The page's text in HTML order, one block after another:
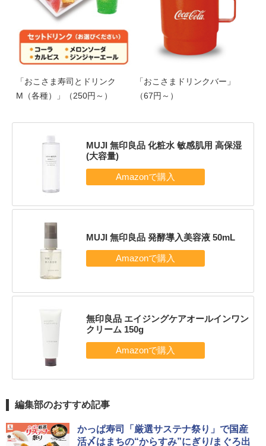
「おこさま寿司とドリンク
M（各種）」（250円～）
「おこさまドリンクバー」
（67円～）
MUJI 無印良品 化粧水 敏感肌用 高保湿
(大容量)
MUJI 無印良品 発酵導入美容液 50mL
無印良品 エイジングケアオールインワン
クリーム 150g
編集部のおすすめ記事
かっぱ寿司「厳選サステナ祭り」で国産
活〆はまちの“からすみ”にぎり/まぐろ出